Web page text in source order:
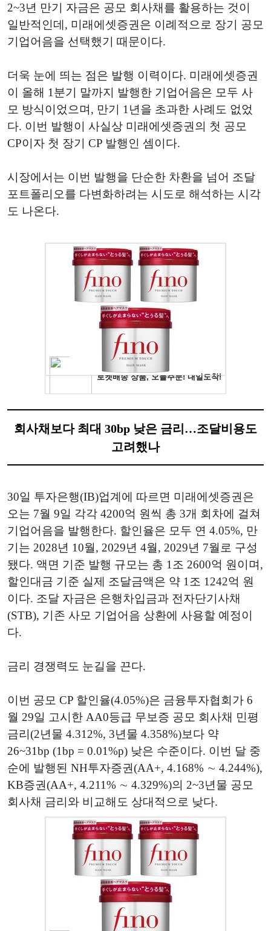
2~3년 만기 자금은 공모 회사채를 활용하는 것이
일반적인데, 미래에셋증권은 이례적으로 장기 공모
기업어음을 선택했기 때문이다.
더욱 눈에 띄는 점은 발행 이력이다. 미래에셋증권
이 올해 1분기 말까지 발행한 기업어음은 모두 사
모 방식이었으며, 만기 1년을 초과한 사례도 없었
다. 이번 발행이 사실상 미래에셋증권의 첫 공모
CP이자 첫 장기 CP 발행인 셈이다.
시장에서는 이번 발행을 단순한 차환을 넘어 조달
포트폴리오를 다변화하려는 시도로 해석하는 시각
도 나온다.
회사채보다 최대 30bp 낮은 금리…조달비용도
고려했나
30일 투자은행(IB)업계에 따르면 미래에셋증권은
오는 7월 9일 각각 4200억 원씩 총 3개 회차에 걸쳐
기업어음을 발행한다. 할인율은 모두 연 4.05%, 만
기는 2028년 10월, 2029년 4월, 2029년 7월로 구성
됐다. 액면 기준 발행 규모는 총 1조 2600억 원이며,
할인대금 기준 실제 조달금액은 약 1조 1242억 원
이다. 조달 자금은 은행차입금과 전자단기사채
(STB), 기존 사모 기업어음 상환에 사용할 예정이
다.
금리 경쟁력도 눈길을 끈다.
이번 공모 CP 할인율(4.05%)은 금융투자협회가 6
월 29일 고시한 AA0등급 무보증 공모 회사채 민평
금리(2년물 4.312%, 3년물 4.358%)보다 약
26~31bp (1bp = 0.01%p) 낮은 수준이다. 이번 달 중
순에 발행된 NH투자증권(AA+, 4.168% ∼ 4.244%),
KB증권(AA+, 4.211% ∼ 4.329%)의 2~3년물 공모
회사채 금리와 비교해도 상대적으로 낮다.